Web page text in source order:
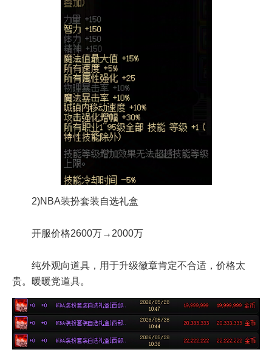
2)NBA装扮套装自选礼盒
开服价格2600万→2000万
纯外观向道具，用于升级徽章肯定不合适，价格太
贵。暖暖党道具。